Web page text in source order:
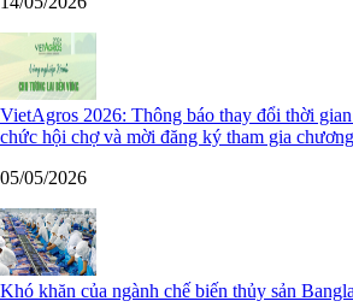
VietAgros 2026: Thông báo thay đổi thời
chức hội chợ và mời đăng ký tham gia
05/05/2026
Khó khăn của ngành chế biến thủy sản